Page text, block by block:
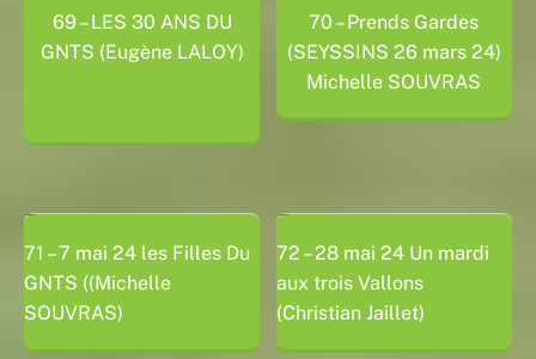
69 – LES 30 ANS DU
GNTS (Eugène LALOY)
70 – Prends Gardes
(SEYSSINS 26 mars 24)
Michelle SOUVRAS
71 – 7 mai 24 les Filles Du
GNTS ((Michelle
SOUVRAS)
72 –28 mai 24 Un mardi
aux trois Vallons
(Christian Jaillet)